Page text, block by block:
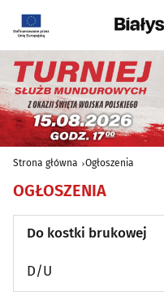
Strona główna Ogłoszenia
OGŁOSZENIA
Do kostki brukowej
D/U